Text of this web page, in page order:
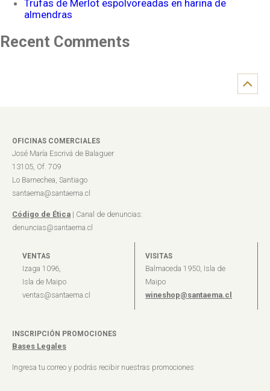
Trufas de Merlot espolvoreadas en harina de
almendras
Recent Comments
OFICINAS COMERCIALES
José María Escrivá de Balaguer
13105, Of. 709
Lo Barnechea, Santiago
santaema@santaema.cl
Código de Ética | Canal de denuncias:
denuncias@santaema.cl
VENTAS
Izaga 1096,
Isla de Maipo
ventas@santaema.cl
VISITAS
Balmaceda 1950, Isla de
Maipo
wineshop@santaema.cl
INSCRIPCIÓN PROMOCIONES
Bases Legales
Ingresa tu correo y podrás recibir nuestras promociones